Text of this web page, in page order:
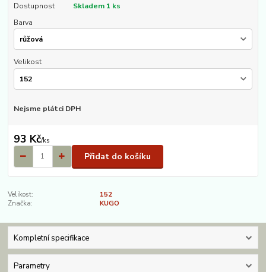
Dostupnost
Skladem 1 ks
Barva
Velikost
Nejsme plátci DPH
93 Kč/ks
Přidat do košíku
Velikost:
152
Značka:
KUGO
Kompletní specifikace
Parametry